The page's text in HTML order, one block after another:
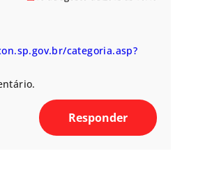
categoria.asp?
Responder